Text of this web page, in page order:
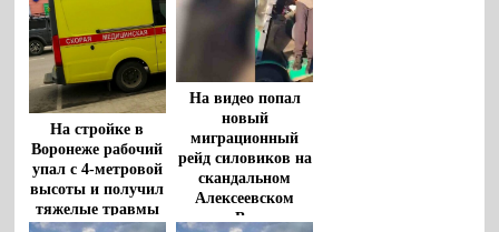
На стройке в
Воронеже рабочий
упал с 4-метровой
высоты и получил
тяжелые травмы
На видео попал
новый
миграционный
рейд силовиков на
скандальном
Алексеевском
рынке Воронежа